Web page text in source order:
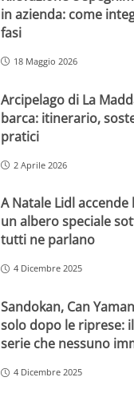
in azienda: come
fasi
18 Maggio 2026
Arcipelago di La
barca: itinerario,
pratici
2 Aprile 2026
A Natale Lidl
un albero speciale
tutti ne parlano
4 Dicembre 2025
Sandokan, Can
solo dopo le riprese:
serie che nessuno
4 Dicembre 2025